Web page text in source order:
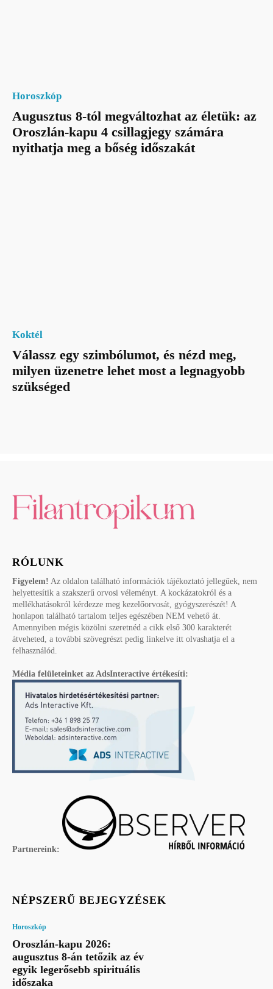
Horoszkóp
Augusztus 8-tól megváltozhat az életük: az
Oroszlán-kapu 4 csillagjegy számára
nyithatja meg a bőség időszakát
Koktél
Válassz egy szimbólumot, és nézd meg,
milyen üzenetre lehet most a legnagyobb
szükséged
RÓLUNK
Figyelem! Az oldalon található információk tájékoztató jellegűek, nem
helyettesítik a szakszerű orvosi véleményt. A kockázatokról és a
mellékhatásokról kérdezze meg kezelőorvosát, gyógyszerészét! A
honlapon található tartalom teljes egészében NEM vehető át.
Amennyiben mégis közölni szeretnéd a cikk első 300 karakterét
átveheted, a további szövegrészt pedig linkelve itt olvashatja el a
felhasználód.
Média felületeinket az AdsInteractive értékesíti:
Partnereink:
NÉPSZERŰ BEJEGYZÉSEK
Horoszkóp
Oroszlán-kapu 2026:
augusztus 8-án tetőzik az év
egyik legerősebb spirituális
időszaka